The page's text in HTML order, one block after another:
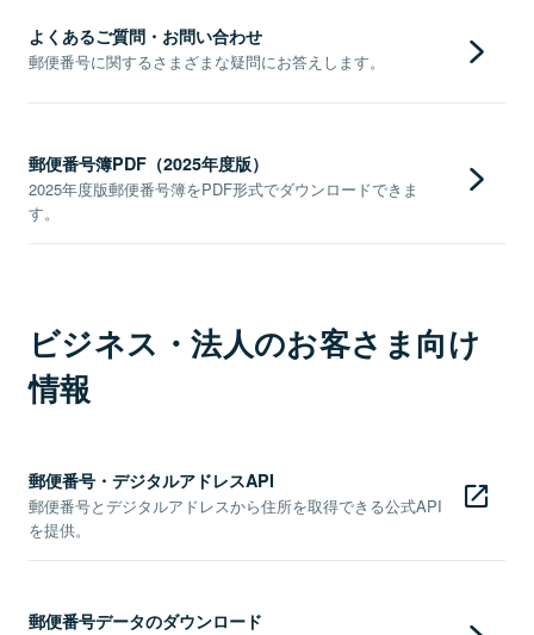
よくあるご質問・お問い合わせ
郵便番号に関するさまざまな疑問にお答えします。
郵便番号簿PDF（2025年度版）
2025年度版郵便番号簿をPDF形式でダウンロードできま
す。
ビジネス・法人のお客さま向け
情報
郵便番号・デジタルアドレスAPI
郵便番号とデジタルアドレスから住所を取得できる公式API
を提供。
郵便番号データのダウンロード